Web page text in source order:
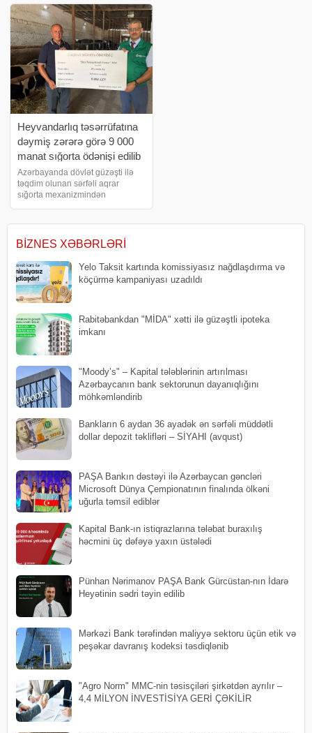
ən dəyərli kapitalı sağlamlıqdır!"
şüarı ilə Bank o
Heyvandarlıq təsərrüfatına
dəymiş zərərə görə 9 000
manat sığorta ödənişi edilib
Azərbayanda dövlət güzəşti ilə
təqdim olunan sərfəli aqrar
sığorta mexanizmindən
inəklərin tələf olması üzrə sığorta
ödənişi həyata keçirib
BIZNES XƏBƏRLƏRI
Yelo Taksit kartında komissiyasız nağdlaşdırma və
köçürmə kampaniyası uzadıldı
Rabitəbankdan "MİDA" xətti ilə güzəştli ipoteka
imkanı
"Moody’s" – Kapital tələblərinin artırılması
Azərbaycanın bank sektorunun dayanıqlığını
möhkəmləndirib
Bankların 6 aydan 36 ayadək ən sərfəli müddətli
dollar depozit təklifləri – SİYAHI (avqust)
PAŞA Bankın dəstəyi ilə Azərbaycan gəncləri
Microsoft Dünya Çempionatının finalında ölkəni
uğurla təmsil ediblər
Kapital Bank-ın istiqrazlarına tələbat buraxılış
həcmini üç dəfəyə yaxın üstələdi
Pünhan Nərimanov PAŞA Bank Gürcüstan-nın İdarə
Heyətinin sədri təyin edilib
Mərkəzi Bank tərəfindən maliyyə sektoru üçün etik və
peşəkar davranış kodeksi təsdiqlənib
"Agro Norm" MMC-nin təsisçiləri şirkətdən ayrılır –
4,4 MİLYON İNVESTİSİYA GERİ ÇƏKİLİR